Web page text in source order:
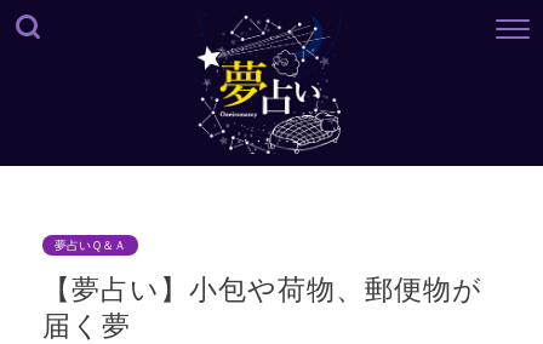
夢占いＱ＆Ａ
【夢占い】小包や荷物、郵便物が
届く夢